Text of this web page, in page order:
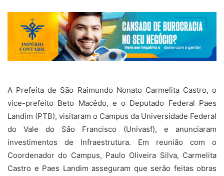
A Prefeita de São Raimundo Nonato Carmelita Castro, o
vice-prefeito Beto Macêdo, e o Deputado Federal Paes
Landim (PTB), visitaram o Campus da Universidade Federal
do Vale do São Francisco (Univasf), e anunciaram
investimentos de Infraestrutura. Em reunião com o
Coordenador do Campus, Paulo Oliveira Silva, Carmelita
Castro e Paes Landim asseguram que serão feitas obras